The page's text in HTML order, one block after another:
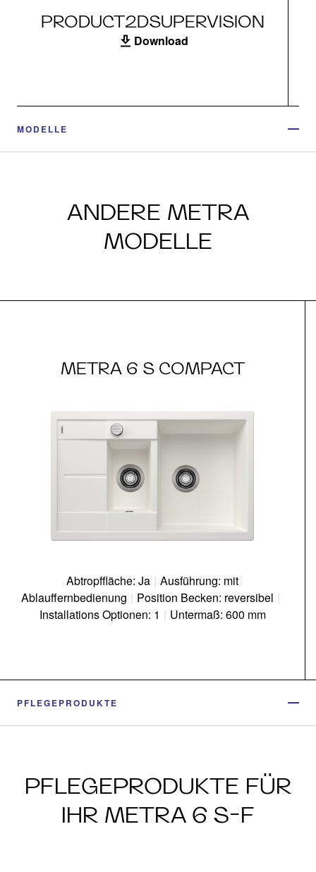
PRODUCT2DSUPERVISION
Download
MODELLE
ANDERE METRA
MODELLE
METRA 6 S COMPACT
Abtropffläche: Ja | Ausführung: mit
Ablauffernbedienung | Position Becken: reversibel |
Installations Optionen: 1 | Untermaß: 600 mm
PFLEGEPRODUKTE
PFLEGEPRODUKTE FÜR
IHR METRA 6 S-F